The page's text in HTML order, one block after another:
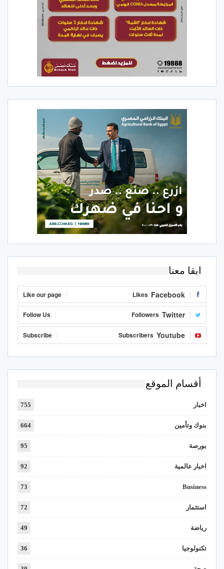
ابقا معنا
Facebook
Likes
Like our page
Twitter
Followers
Follow Us
Youtube
Subscribers
Subscribe
أقسام الموقع
اخبار 755
بنوك وتأمين 664
بورصة 95
اخبار عالمية 92
Business
73
استثمار 72
رياضة 49
تكنولوجيا 36